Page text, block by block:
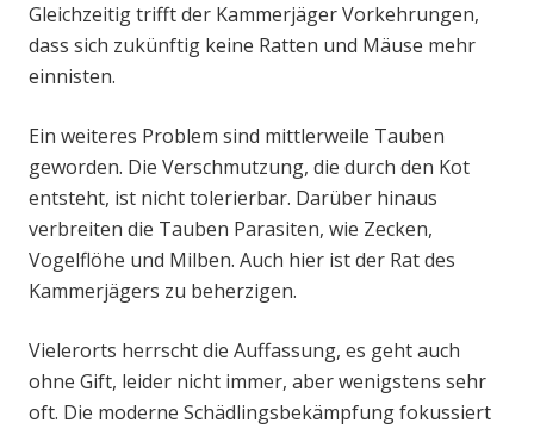
Gleichzeitig trifft der Kammerjäger Vorkehrungen,
dass sich zukünftig keine Ratten und Mäuse mehr
einnisten.
Ein weiteres Problem sind mittlerweile Tauben
geworden. Die Verschmutzung, die durch den Kot
entsteht, ist nicht tolerierbar. Darüber hinaus
verbreiten die Tauben Parasiten, wie Zecken,
Vogelflöhe und Milben. Auch hier ist der Rat des
Kammerjägers zu beherzigen.
Vielerorts herrscht die Auffassung, es geht auch
ohne Gift, leider nicht immer, aber wenigstens sehr
oft. Die moderne Schädlingsbekämpfung fokussiert